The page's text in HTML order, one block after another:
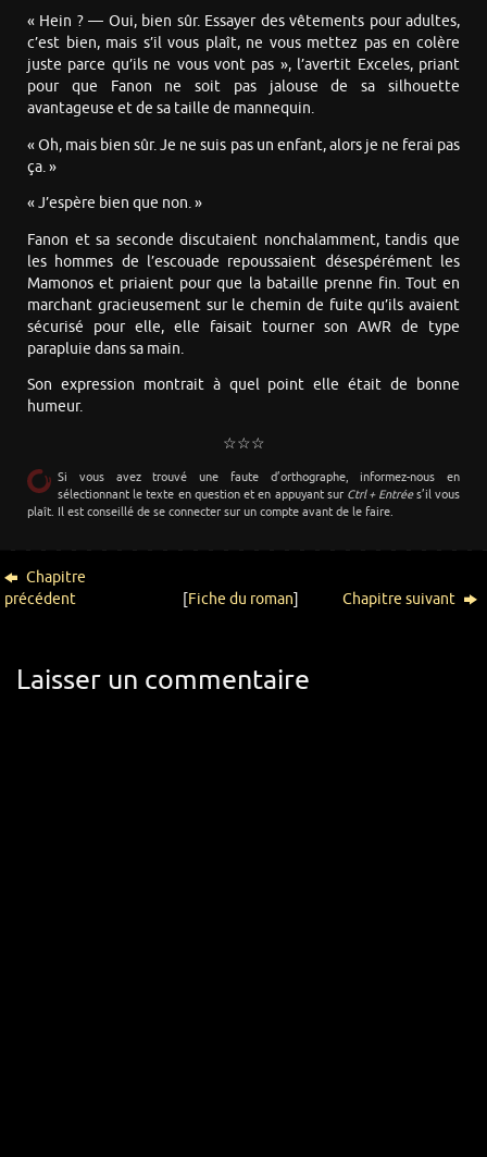
« Hein ? — Oui, bien sûr. Essayer des vêtements pour adultes,
c’est bien, mais s’il vous plaît, ne vous mettez pas en colère
juste parce qu’ils ne vous vont pas », l’avertit Exceles, priant
pour que Fanon ne soit pas jalouse de sa silhouette
avantageuse et de sa taille de mannequin.
« Oh, mais bien sûr. Je ne suis pas un enfant, alors je ne ferai pas
ça. »
« J’espère bien que non. »
Fanon et sa seconde discutaient nonchalamment, tandis que
les hommes de l’escouade repoussaient désespérément les
Mamonos et priaient pour que la bataille prenne fin. Tout en
marchant gracieusement sur le chemin de fuite qu’ils avaient
sécurisé pour elle, elle faisait tourner son AWR de type
parapluie dans sa main.
Son expression montrait à quel point elle était de bonne
humeur.
☆☆☆
Si vous avez trouvé une faute d’orthographe, informez-nous en
sélectionnant le texte en question et en appuyant sur Ctrl + Entrées’il vous
plaît. Il est conseillé de se connecter sur un compte avant de le faire.
Chapitre
précédent
[Fiche du roman] Chapitre suivant
Laisser un commentaire